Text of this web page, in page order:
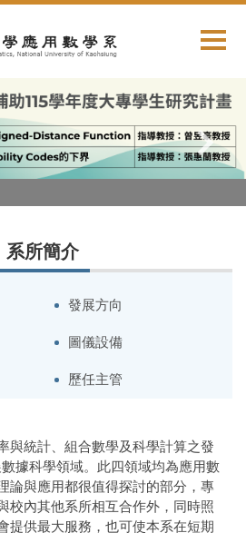
系所簡介
發展方向
圖儀設備
歷任主管
與統計、組合數學及科學計算之發
據科學領域。此四領域均為應用數
論與應用都很值得探討的部分，專
校內其他系所相互合作外，同時照
提供最大服務，也可使本系在短期